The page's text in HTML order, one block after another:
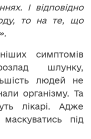
І відповідно
то на те, що
симптомів
шлунку,
людей не
організму. Та
лікарі. Адже
під